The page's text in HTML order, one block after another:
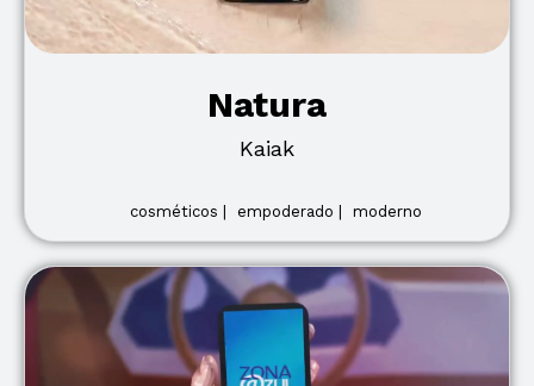
Natura
Kaiak
cosméticos | empoderado | moderno